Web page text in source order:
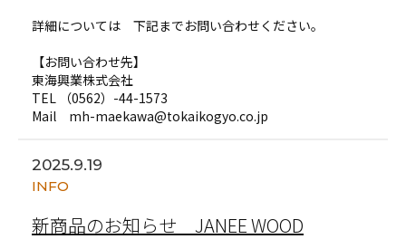
詳細については 下記までお問い合わせください。
【お問い合わせ先】
東海興業株式会社
TEL （0562）-44-1573
Mail mh-maekawa@tokaikogyo.co.jp
2025.9.19
INFO
新商品のお知らせ JANEE WOOD